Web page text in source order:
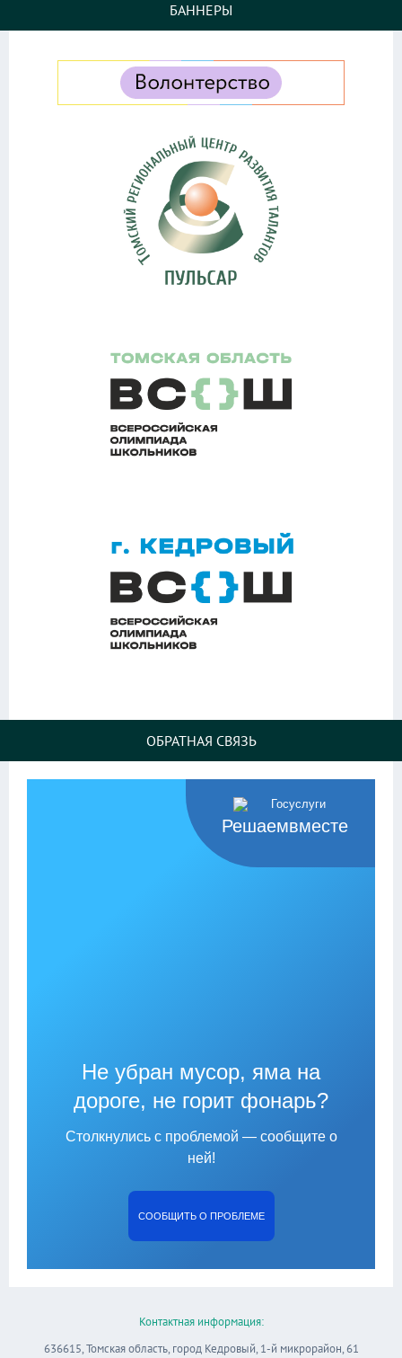
БАННЕРЫ
ОБРАТНАЯ СВЯЗЬ
Решаемвместе
Не убран мусор, яма на
дороге, не горит фонарь?
Столкнулись с проблемой — сообщите о
ней!
СООБЩИТЬ О ПРОБЛЕМЕ
Контактная информация:
636615, Томская область, город Кедровый, 1-й микрорайон, 61